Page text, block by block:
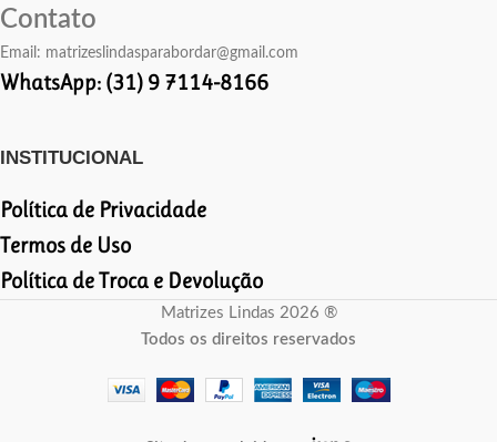
Contato
Email: matrizeslindasparabordar@gmail.com
WhatsApp: (31) 9 7114-8166
INSTITUCIONAL
Política de Privacidade
Termos de Uso
Política de Troca e Devolução
Matrizes Lindas 2026 ®
Todos os direitos reservados